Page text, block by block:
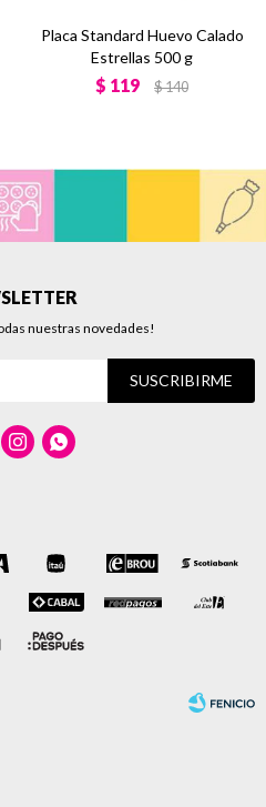
Placa Standard Huevo Calado
Estrellas 500 g
$ 119 $140
nuestras novedades!
SUSCRIBIRME
 